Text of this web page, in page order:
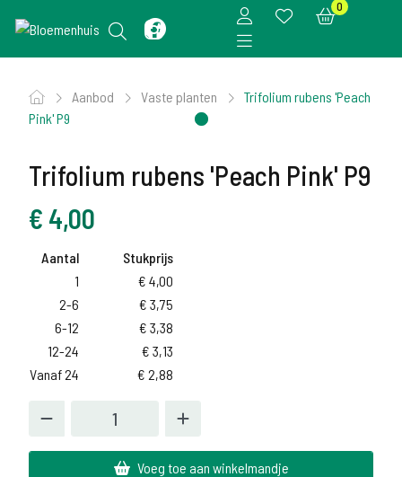
0
Aanbod Vaste planten
Trifolium rubens 'Peach
Pink' P9
Trifolium rubens 'Peach Pink' P9
€ 4,00
Aantal
Stukprijs
1
€ 4,00
2-6
€ 3,75
6-12
€ 3,38
12-24
€ 3,13
Vanaf 24
€ 2,88
Voeg toe aan winkelmandje